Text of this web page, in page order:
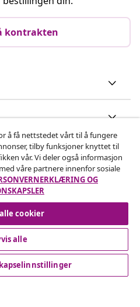
kontrakten
er et nettsted av vidaXL
å få nettstedet vårt til å fungere
tilby funksjoner knyttet til
vår. Vi deler også informasjon
våre partnere innenfor sosiale
OG
cookier
alle